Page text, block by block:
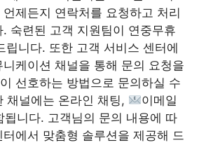
제든지 연락처를 요청하고 처리
숙련된 고객 지원팀이 연중무휴
립니다. 또한 고객 서비스 센터에
케이션 채널을 통해 문의 요청을
선호하는 방법으로 문의하실 수
채널에는 온라인 채팅,
이메일
됩니다. 고객님의 문의 내용에 따
에서 맞춤형 솔루션을 제공해 드